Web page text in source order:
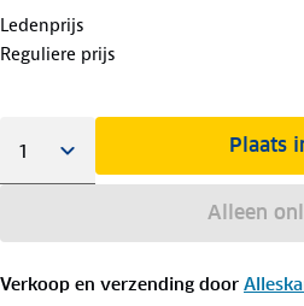
Ledenprijs
Reguliere prijs
Plaats
Alleen
Verkoop en verzending door